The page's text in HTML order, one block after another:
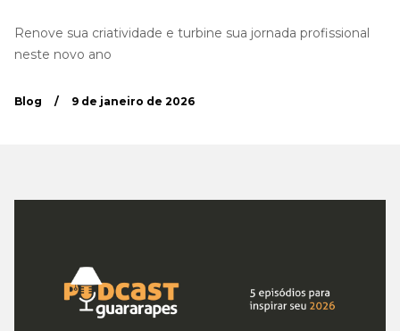
Renove sua criatividade e turbine sua jornada profissional
neste novo ano
Blog / 9 de janeiro de 2026